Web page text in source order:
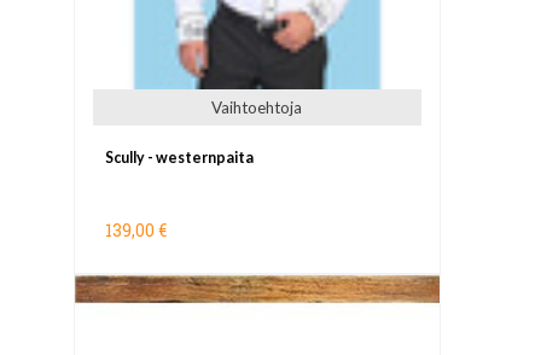
Vaihtoehtoja
Scully - westernpaita
139,00 €